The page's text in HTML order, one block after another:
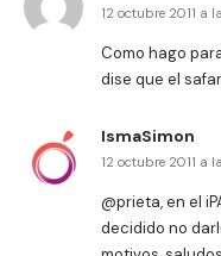
12 octubre 2011 a
Como hago
dise que el
IsmaSimon
12 octubre 2011 a
@prieta, en el
decidido no